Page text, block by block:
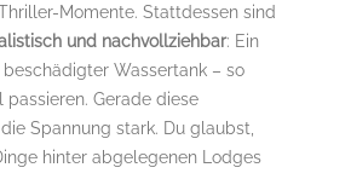
Momente. Stattdessen sind
und nachvollziehbar: Ein
Wassertank – so
Gerade diese
Spannung stark. Du glaubst,
hinter abgelegenen Lodges